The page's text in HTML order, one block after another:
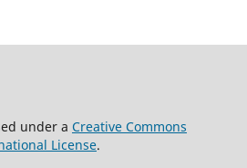
under a Creative Commons
License.